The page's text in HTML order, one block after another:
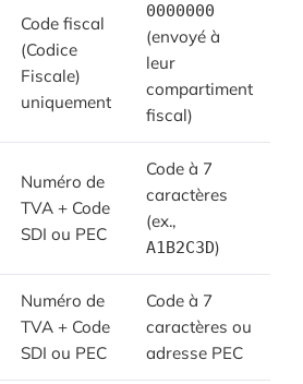
Code fiscal
(Codice
Fiscale)
uniquement
0000000
(envoyé à
leur
compartiment
fiscal)
Numéro de
TVA + Code
SDI ou PEC
Code à 7
caractères
(ex.,
A1B2C3D)
Numéro de
TVA + Code
SDI ou PEC
Code à 7
caractères ou
adresse PEC